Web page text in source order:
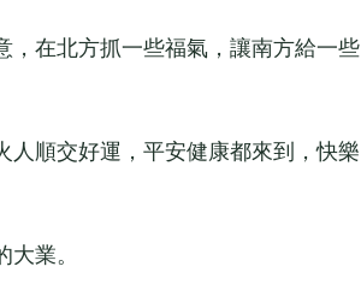
在北方抓一些福氣，讓南方給一些
順交好運，平安健康都來到，快樂
業。